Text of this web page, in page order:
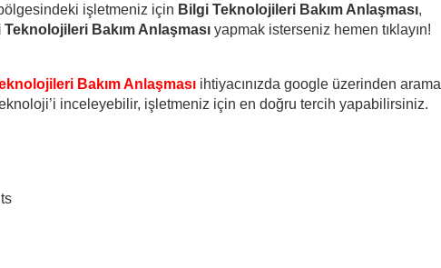
işletmeniz için Bilgi Teknolojileri Bakım Anlaşması,
Bakım Anlaşması yapmak isterseniz hemen tıklayın!
Bakım Anlaşması ihtiyacınızda google üzerinden arama
inceleyebilir, işletmeniz için en doğru tercih yapabilirsiniz.